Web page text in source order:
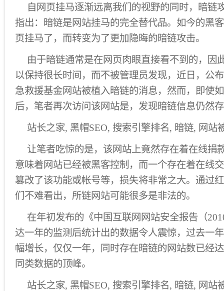
自网页挂马逐渐远离我们的视野的同时，暗链
指出：暗链是网站挂马的完全替代品。如今的黑
页挂马了，而转变为了更加隐晦的暗链攻击。
由于暗链通常是在网页肉眼直接看不到的，因
以保持很长时间，而不被管理员发现，近日，公
急救援基金网站被植入暗链的消息，然而，即使
后，笔者再次访问该网站是，发现暗链信息仍然
站长之家, 黑帽SEO, 搜索引擎排名, 暗链, 网站
让笔者吃惊的是，该网站上竟然存在着在线捐
意味着网站已经被黑客控制，而一个存在着在线
篡改了该功能或帐号等，损失将非常之大。通过
们不难看出，所链网站可能很多是非法的。
在年初发布的《中国互联网网站安全报告（
达一年的监测后统计出的数据令人震惊，过去一
幅增长，仅仅一年，同时存在暗链的网站数已经
同类数据的顶峰。
站长之家, 黑帽SEO, 搜索引擎排名, 暗链, 网站